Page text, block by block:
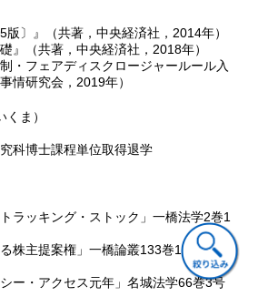
等
社
会社の機関構成
取締役の選任等の特徴
役割
会社
版〕』（共著，中央経済社，2014年）
』（共著，中央経済社，2018年）
・フェアディスクロージャールール入
情研究会，2019年）
ま）
科博士課程単位取得退学
ラッキング・ストック」一橋法学2巻1
る株主提案権」一橋論叢133巻1号（2005
ー・アクセス元年」名城法学66巻3号